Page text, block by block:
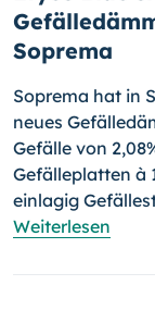
Soprema
Soprema hat in
neues
Gefälle von
Gefälleplatten à
einlagig
Weiterlesen